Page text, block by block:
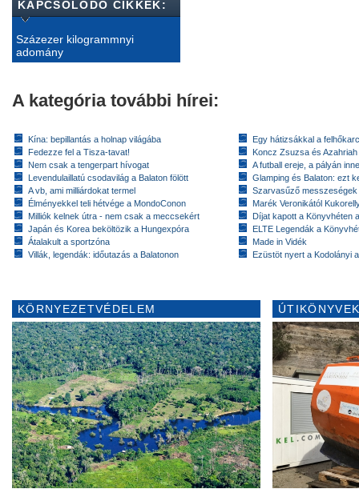
KAPCSOLÓDÓ CIKKEK:
Százezer kilogrammnyi
adomány
A kategória további hírei:
Kína: bepillantás a holnap világába
Fedezze fel a Tisza-tavat!
Nem csak a tengerpart hívogat
Levendulaillatú csodavilág a Balaton fölött
A vb, ami milliárdokat termel
Élményekkel teli hétvége a MondoConon
Milliók kelnek útra - nem csak a meccsekért
Japán és Korea beköltözik a Hungexpóra
Átalakult a sportzóna
Villák, legendák: időutazás a Balatonon
Egy hátizsákkal a
Koncz Zsuzsa és
A futball ereje, a pályán
Glamping és Balaton: ezt
Szarvasűző messzeségek
Marék Veronikától
Díjat kapott a Könyvhéten
ELTE Legendák a
Made in Vidék
Ezüstöt nyert a Kodolányi
KÖRNYEZETVÉDELEM